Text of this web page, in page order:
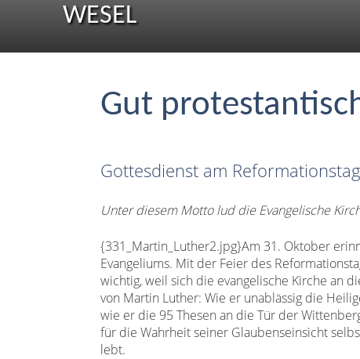
WESEL
Gut
Gottesdienst am Reformationstag
Unter diesem Motto lud die Evangelische
{331_Martin_Luther2.jpg}Am 31. Oktober
Evangeliums. Mit der Feier des
wichtig, weil sich die evangelische Kirche an
von Martin Luther: Wie er unablässig die
wie er die 95 Thesen an die Tür der
für die Wahrheit seiner Glaubenseinsicht
lebt.